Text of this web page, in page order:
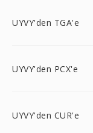
UYVY'den TGA'e
UYVY'den PCX'e
UYVY'den CUR'e